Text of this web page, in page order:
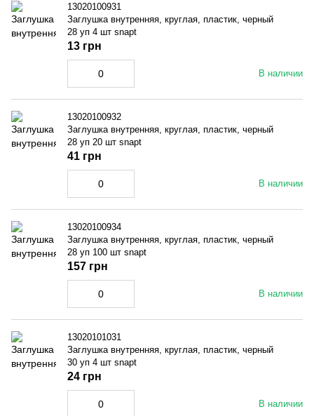
13020100931
Заглушка внутренняя, круглая, пластик, черный
28 уп 4 шт snapt
В наличии
13 грн
13020100932
Заглушка внутренняя, круглая, пластик, черный
28 уп 20 шт snapt
В наличии
41 грн
13020100934
Заглушка внутренняя, круглая, пластик, черный
28 уп 100 шт snapt
В наличии
157 грн
13020101031
Заглушка внутренняя, круглая, пластик, черный
30 уп 4 шт snapt
В наличии
24 грн